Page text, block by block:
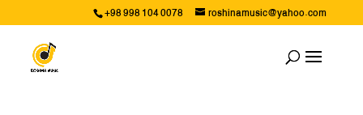
+98 998 104 0078 roshinamusic@yahoo.com